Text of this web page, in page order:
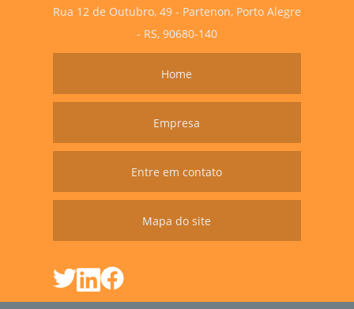
Rua 12 de Outubro, 49 - Partenon, Porto Alegre
- RS, 90680-140
Home
Empresa
Entre em contato
Mapa do site